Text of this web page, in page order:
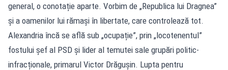
general, o conotație aparte. Vorbim de „Republica lui Dragnea”
și a oamenilor lui rămași în libertate, care controlează tot.
Alexandria încă se află sub „ocupație”, prin „locotenentul”
fostului șef al PSD și lider al temutei sale grupări politic-
infracționale, primarul Victor Drăgușin. Lupta pentru